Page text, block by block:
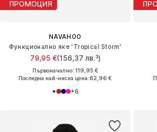
ПРОМОЦИЯ
NAVAHOO
Функционално яке 'Tropical Storm'
79,95 €(156,37 лв.³)
Първоначално: 119,95 €
Последна най-ниска цена:62,96 €
+6